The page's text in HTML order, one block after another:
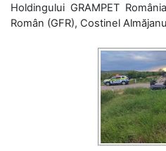
Holdingului GRAMPET
Român (GFR), Costinel